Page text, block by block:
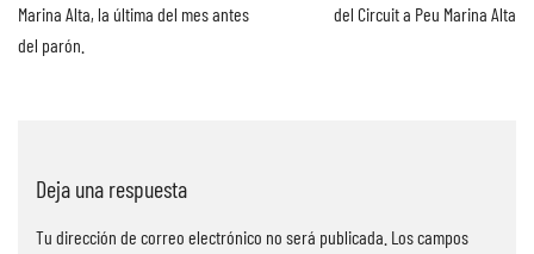
Marina Alta, la última del mes antes
del parón.
del Circuit a Peu Marina Alta
Deja una respuesta
Tu dirección de correo electrónico no será publicada. Los campos